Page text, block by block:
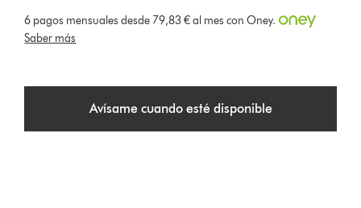
6 pagos mensuales desde 79,83 € al mes con Oney.
Saber más
Avísame cuando esté disponible